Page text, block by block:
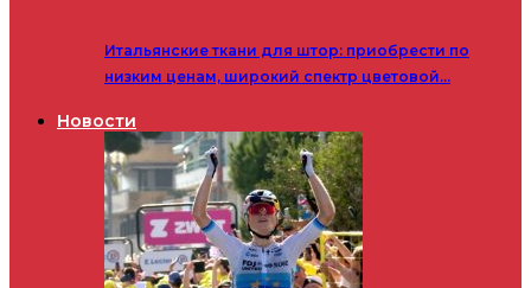
Итальянские ткани для штор: приобрести по
низким ценам, широкий спектр цветовой…
Новости